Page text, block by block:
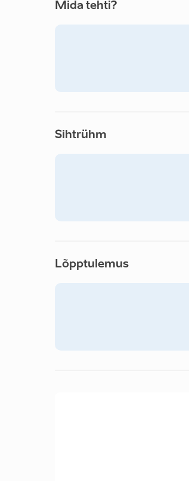
Mida tehti?
Sihtrühm
Lõpptulemus